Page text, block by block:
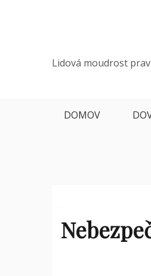
Lidová moudrost
DOMOV